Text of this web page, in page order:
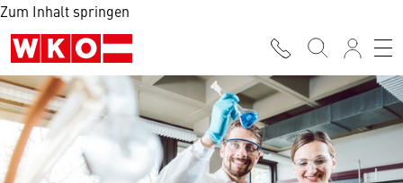
Zum Inhalt springen